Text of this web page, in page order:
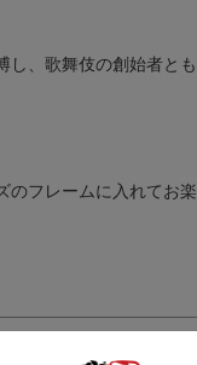
し、歌舞伎の創始者とも
のフレームに入れてお楽